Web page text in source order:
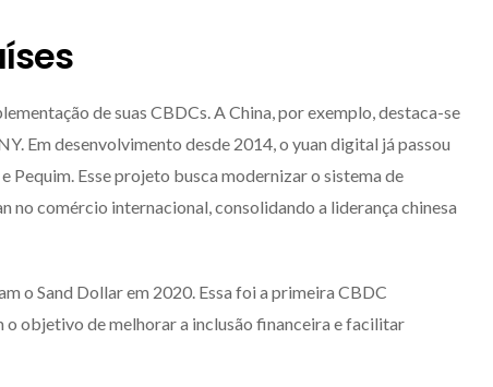
de suas CBDCs. A China, por exemplo, destaca-se
Em desenvolvimento desde 2014, o yuan digital já passou
Pequim. Esse projeto busca modernizar o sistema de
no comércio internacional, consolidando a liderança chinesa
o Sand Dollar em 2020. Essa foi a primeira CBDC
objetivo de melhorar a inclusão financeira e facilitar